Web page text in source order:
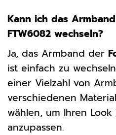
Kann ich das
FTW6082 wechseln?
Ja, das Armband der
ist einfach zu
einer Vielzahl von
verschiedenen
wählen, um Ihren
anzupassen.